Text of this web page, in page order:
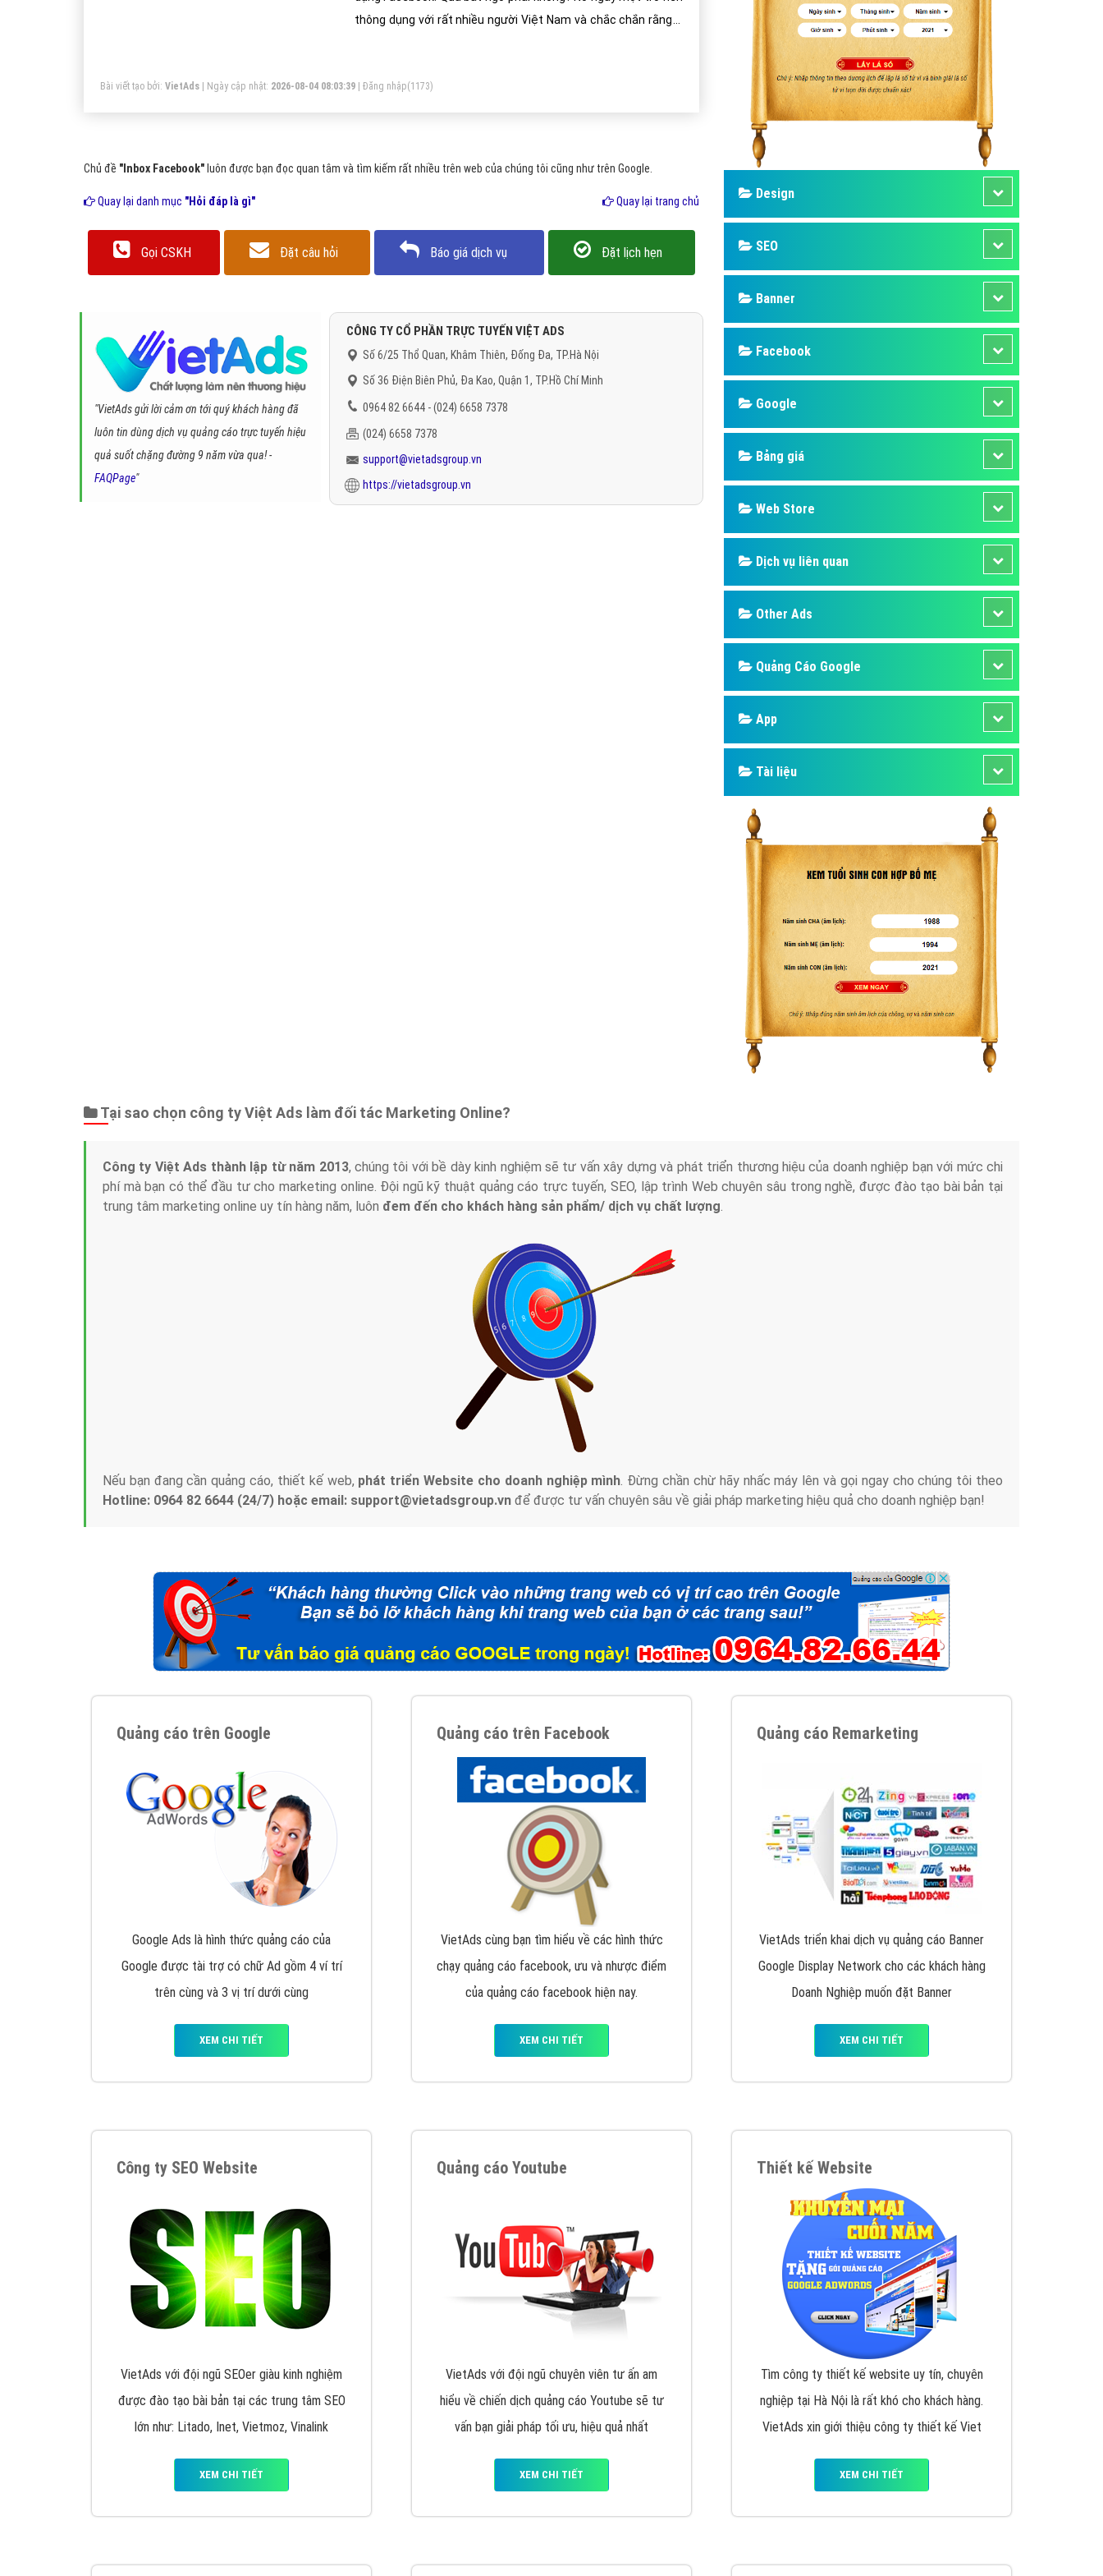
Hỏi đáp phần mềm
Hỏi đáp quảng cáo TVC
Hỏi đáp quảng cáo mobile
Hỏi đáp quảng cáo Online
Hỏi đáp quảng cáo Skype
Quảng cáo Youtube
Dịch vụ quảng cáo Youtube
Dịch vụ quảng cáo Cốc Cốc
Dịch vụ quảng cáo Tiktok
Dịch vụ quảng cáo Zalo
Định nghĩa
Nghĩa là gì
Phần mềm ứng dụng hay
thông dụng với rất nhiều người Việt Nam và chắc chắn rằng ít
Bài viết tạo bởi: VietAds | Ngày cập nhật: 2026-08-04 08:03:39 Đăng nhập(1173)
Chủ đề "Inbox Facebook" luôn được bạn đọc quan tâm và tìm kiếm rất nhiều trên web của chúng tôi cũng như trên Google.
Quay lại danh mục "Hỏi đáp là gì" Quay lại trang chủ
Gọi CSKH Đặt câu hỏi Báo giá dịch vụ Đặt lịch hẹn
"VietAds gửi lời cảm ơn tới quý khách hàng đã
luôn tin dùng dịch vụ quảng cáo trực tuyến hiệu
quả suốt chặng đường 9 năm vừa qua! -
FAQPage"
CÔNG TY CỔ PHẦN TRỰC TUYẾN VIỆT ADS
Số 6/25 Thổ Quan, Khâm Thiên, Đống Đa, TP.Hà Nội
Số 36 Điện Biên Phủ, Đa Kao, Quận 1, TP.Hồ Chí Minh
0964 82 6644 - (024) 6658 7378
(024) 6658 7378
support@vietadsgroup.vn
https://vietadsgroup.vn
Design
SEO
Banner
Facebook
Google
Bảng giá
Web Store
Dịch vụ liên quan
Other Ads
Quảng Cáo Google
App
Tài liệu
Tại sao chọn công ty Việt Ads làm đối tác Marketing Online?
Công ty Việt Ads thành lập từ năm 2013, chúng tôi với bề dày kinh nghiệm sẽ tư vấn xây dựng và phát triển thương hiệu của doanh nghiệp bạn với mức chi
phí mà bạn có thể đầu tư cho marketing online. Đội ngũ kỹ thuật quảng cáo trực tuyến, SEO, lập trình Web chuyên sâu trong nghề, được đào tạo bài bản tại
trung tâm marketing online uy tín hàng năm, luôn đem đến cho khách hàng sản phẩm/ dịch vụ chất lượng
Nếu bạn đang cần quảng cáo, thiết kế web, phát triển Website cho doanh nghiệp mình . Đừng chần chừ hãy nhấc máy lên và gọi ngay cho chúng tôi theo
Hotline: 0964 82 6644 (24/7) hoặc email: support@vietadsgroup.vn để được tư vấn chuyên sâu về giải pháp marketing hiệu quả cho doanh nghiệp bạn!
Quảng cáo trên Google
Google Ads là hình thức quảng cáo của
Google được tài trợ có chữ Ad gồm 4 ví trí
trên cùng và 3 vị trí dưới cùng
XEM CHI TIẾT
Quảng cáo trên Facebook
VietAds cùng bạn tìm hiểu về các hình thức
chạy quảng cáo facebook, ưu và nhược điểm
của quảng cáo facebook hiện nay.
XEM CHI TIẾT
Quảng cáo Remarketing
VietAds triển khai dịch vụ quảng cáo Banner
Google Display Network cho các khách hàng
Doanh Nghiệp muốn đặt Banner
XEM CHI TIẾT
Công ty SEO Website
VietAds với đội ngũ SEOer giàu kinh nghiệm
được đào tạo bài bản tại các trung tâm SEO
lớn như: Litado, Inet, Vietmoz, Vinalink
XEM CHI TIẾT
Quảng cáo Youtube
VietAds với đội ngũ chuyên viên tư ấn am
hiểu về chiến dịch quảng cáo Youtube sẽ tư
vấn bạn giải pháp tối ưu, hiệu quả nhất
XEM CHI TIẾT
Thiết kế Website
Tìm công ty thiết kế website uy tín, chuyên
nghiệp tại Hà Nội là rất khó cho khách hàng.
VietAds xin giới thiệu công ty thiết kế Viet
XEM CHI TIẾT